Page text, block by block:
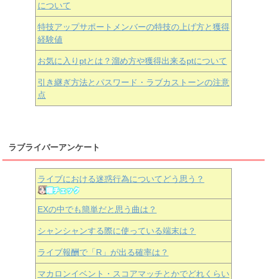
について
特技アップサポートメンバーの特技の上げ方と獲得
経験値
お気に入りptとは？溜め方や獲得出来るptについて
引き継ぎ方法とパスワード・ラブカストーンの注意
点
ラブライバーアンケート
ライブにおける迷惑行為についてどう思う？
EXの中でも簡単だと思う曲は？
シャンシャンする際に使っている端末は？
ライブ報酬で「R」が出る確率は？
マカロンイベント・スコアマッチとかでどれくらい